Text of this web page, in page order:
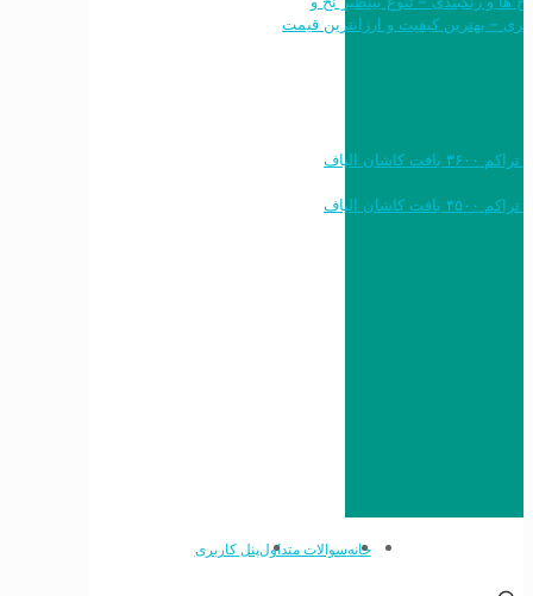
خرید به قیمت فرش ماشینی ۱۲۰۰ شانه تراکم ۳۶۰۰ بافت کاشان الیاف
خرید به قیمت فرش ماشینی ۱۵۰۰ شانه تراکم ۴۵۰۰ بافت کاشان الیاف
خانهسوالات متداولپنل کاربری